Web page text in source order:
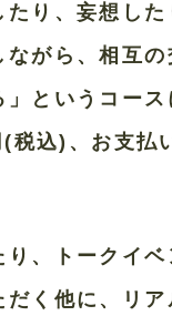
り、妄想した
がら、相互の
というコース
込)、お支払
、トークイベ
く他に、リア